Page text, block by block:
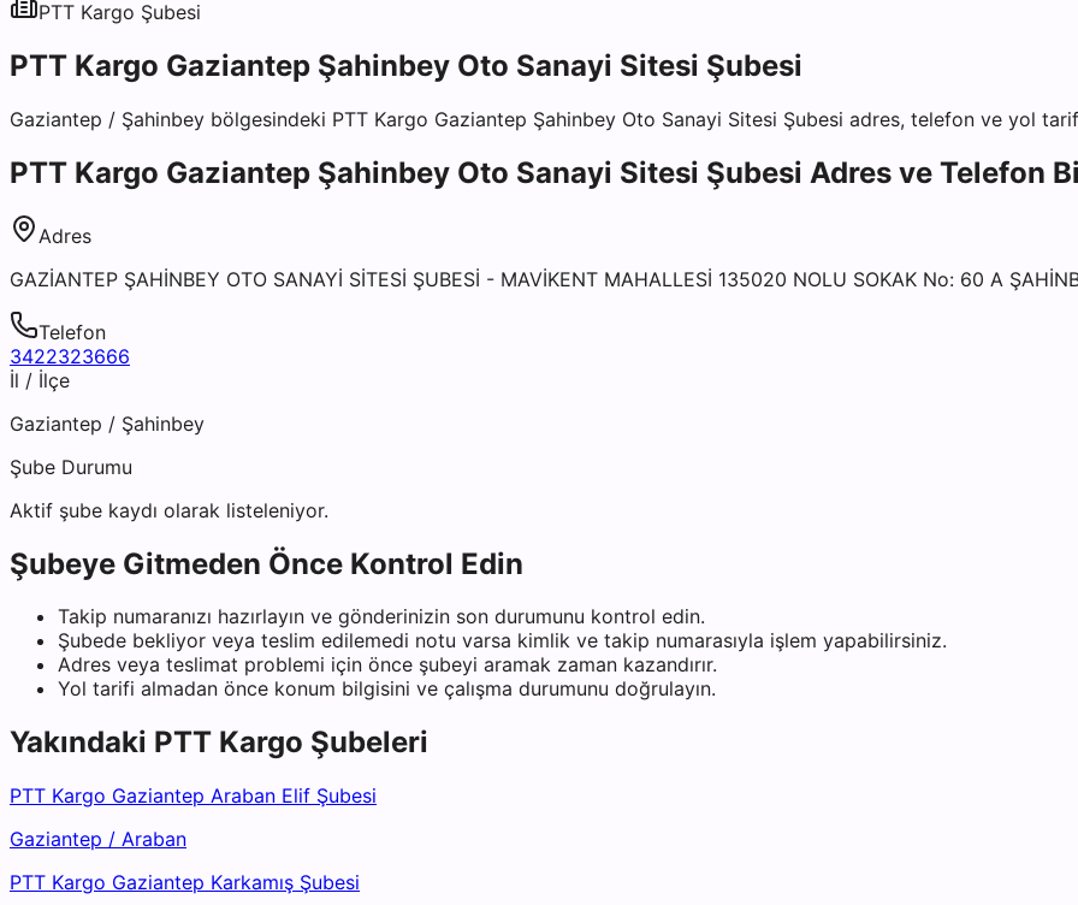
PTT Kargo Şubesi
PTT Kargo Gaziantep Şahinbey Oto Sanayi Sitesi Şubesi
Gaziantep / Şahinbey bölgesindeki PTT Kargo Gaziantep Şahinbey Oto Sanayi Sitesi Şubesi adres, telefon ve yol
PTT Kargo Gaziantep Şahinbey Oto Sanayi Sitesi Şubesi Adres ve Telefon
Adres
GAZİANTEP ŞAHİNBEY OTO SANAYİ SİTESİ ŞUBESİ - MAVİKENT MAHALLESİ 135020 NOLU SOKAK No: 60 A
Telefon
3422323666
İl / İlçe
Gaziantep / Şahinbey
Şube Durumu
Aktif şube kaydı olarak listeleniyor.
Şubeye Gitmeden Önce Kontrol Edin
Takip numaranızı hazırlayın ve gönderinizin son durumunu kontrol edin.
Şubede bekliyor veya teslim edilemedi notu varsa kimlik ve takip numarasıyla işlem yapabilirsiniz.
Adres veya teslimat problemi için önce şubeyi aramak zaman kazandırır.
Yol tarifi almadan önce konum bilgisini ve çalışma durumunu doğrulayın.
Yakındaki PTT Kargo Şubeleri
PTT Kargo Gaziantep Araban Elif Şubesi
Gaziantep / Araban
PTT Kargo Gaziantep Karkamış Şubesi